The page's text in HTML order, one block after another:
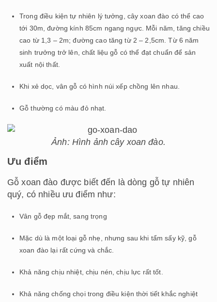
Trong điều kiện tự nhiên lý tưởng, cây xoan đào có thể cao
tới 30m, đường kính 85cm ngang ngực. Mỗi năm, tăng chiều
cao từ 1,3 – 2m; đường cao tăng từ 2 – 2,5cm. Từ 6 năm
sinh trưởng trở lên, chất liệu gỗ có thể đạt chuẩn để sản
xuất nội thất.
Khi xẻ dọc, vân gỗ có hình núi xếp chồng lên nhau.
Gỗ thường có màu đỏ nhạt.
Ảnh: Hình ảnh cây xoan đào.
Ưu điểm
Gỗ xoan đào được biết đến là dòng gỗ tự nhiên
quý, có nhiều ưu điểm như:
Vân gỗ đẹp mắt, sang trọng
Mặc dù là một loại gỗ nhẹ, nhưng sau khi tẩm sấy kỹ, gỗ
xoan đào lại rất cứng và chắc.
Khả năng chịu nhiệt, chịu nén, chịu lực rất tốt.
Khả năng chống chọi trong điều kiện thời tiết khắc nghiệt